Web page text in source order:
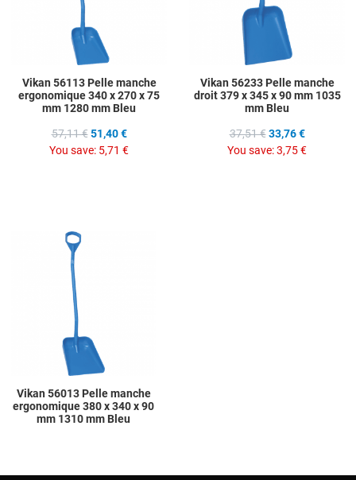
Vikan 56113 Pelle manche
ergonomique 340 x 270 x 75
mm 1280 mm Bleu
57,11 € 51,40 €
You save: 5,71 €
Vikan 56233 Pelle manche
droit 379 x 345 x 90 mm 1035
mm Bleu
37,51 € 33,76 €
You save:3,75 €
Vikan 56013 Pelle manche
ergonomique 380 x 340 x 90
mm 1310 mm Bleu